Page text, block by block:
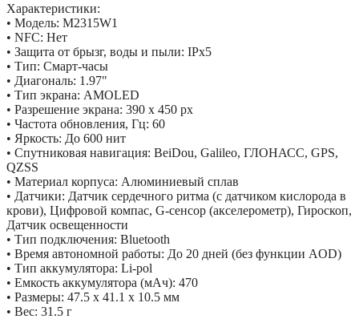
Характеристики:
• Модель: M2315W1
• NFC: Нет
• Защита от брызг, воды и пыли: IPx5
• Тип: Смарт-часы
• Диагональ: 1.97"
• Тип экрана: AMOLED
• Разрешение экрана: 390 х 450 px
• Частота обновления, Гц: 60
• Яркость: До 600 нит
• Спутниковая навигация: BeiDou, Galileo, ГЛОНАСС, GPS,
QZSS
• Материал корпуса: Алюминиевый сплав
• Датчики: Датчик сердечного ритма (с датчиком кислорода в
крови), Цифровой компас, G-сенсор (акселерометр), Гироскоп,
Датчик освещенности
• Тип подключения: Bluetooth
• Время автономной работы: До 20 дней (без функции AOD)
• Тип аккумулятора: Li-pol
• Емкость аккумулятора (мАч): 470
• Размеры: 47.5 x 41.1 x 10.5 мм
• Вес: 31.5 г